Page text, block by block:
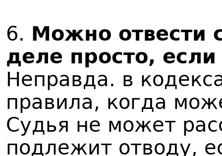
6. Можно отвести
деле просто,
Неправда. в
правила, когда
Судья не может
подлежит отводу,